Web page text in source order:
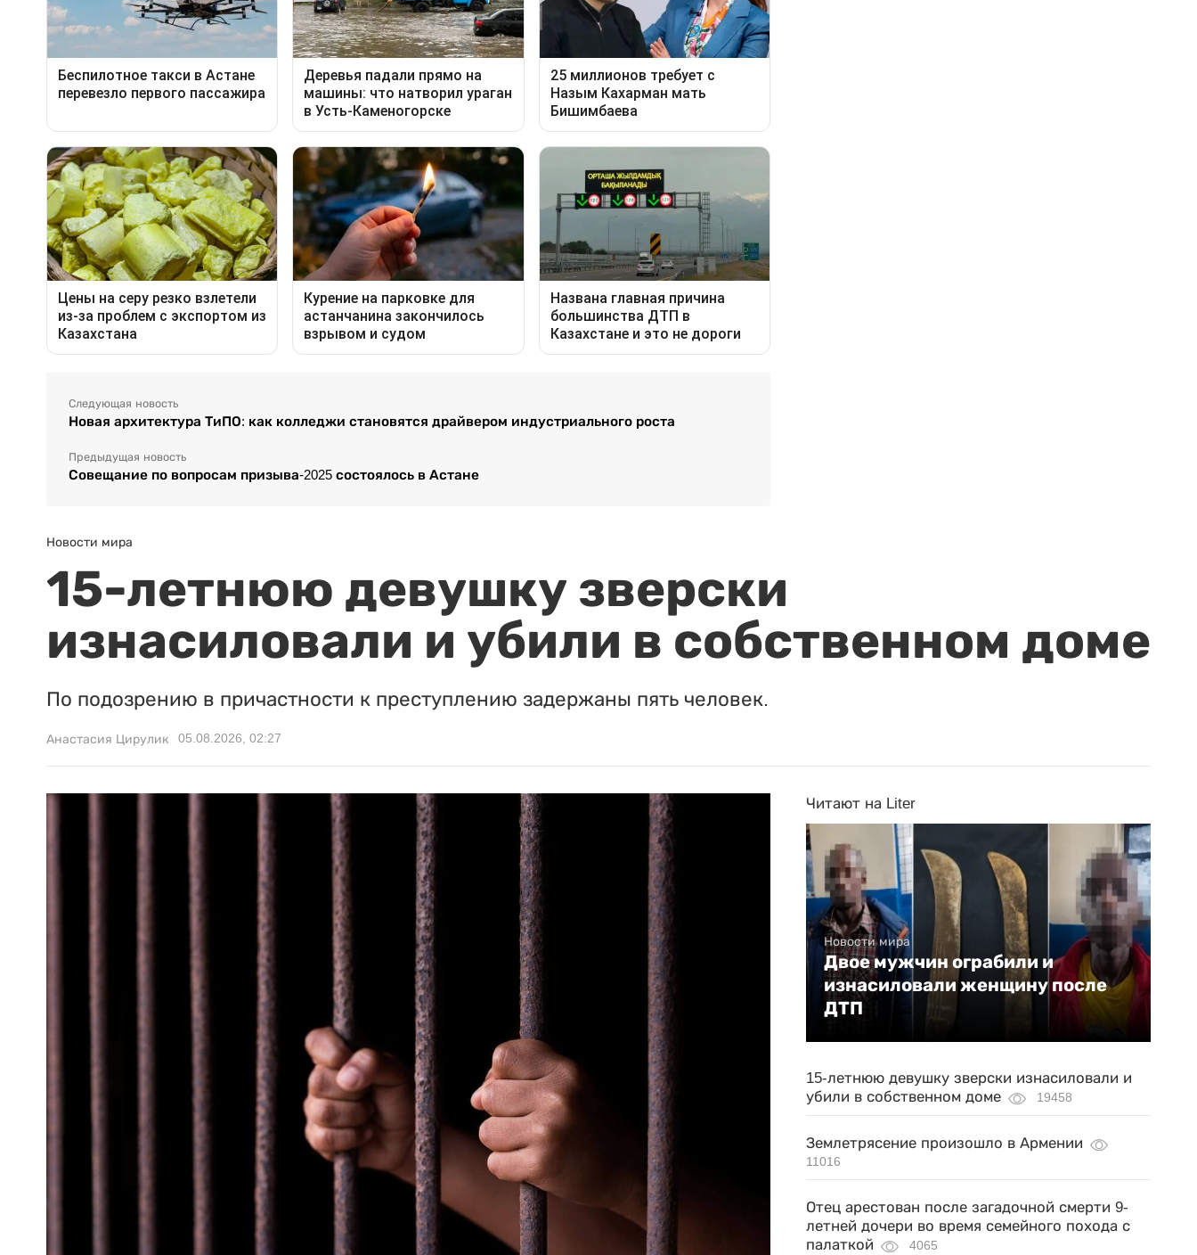
Следующая новость
Новая архитектура ТиПО: как колледжи становятся драйвером индустриального роста
Предыдущая новость
Совещание по вопросам призыва-2025 состоялось в Астане
Новости мира
15-летнюю девушку зверски
изнасиловали и убили в собственном доме
По подозрению в причастности к преступлению задержаны пять человек.
Анастасия Цирулик 05.08.2026, 02:27
Читают на Liter
Новости мира
Двое мужчин ограбили и
изнасиловали женщину после
ДТП
15-летнюю девушку зверски изнасиловали и
убили в собственном доме
19458
Землетрясение произошло в Армении
11016
Отец арестован после загадочной смерти 9-
летней дочери во время семейного похода с
палаткой
4065